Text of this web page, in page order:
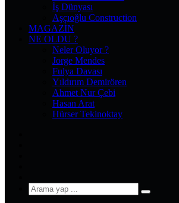
İş Dünyası
Aşçıoğlu Construction
MAGAZIN
NE OLDU ?
Neler Oluyor ?
Jorge Mendes
Fulya Davası
Yıldırım Demirören
Ahmet Nur Çebi
Hasan Arat
Hürser Tekinoktay
Arama